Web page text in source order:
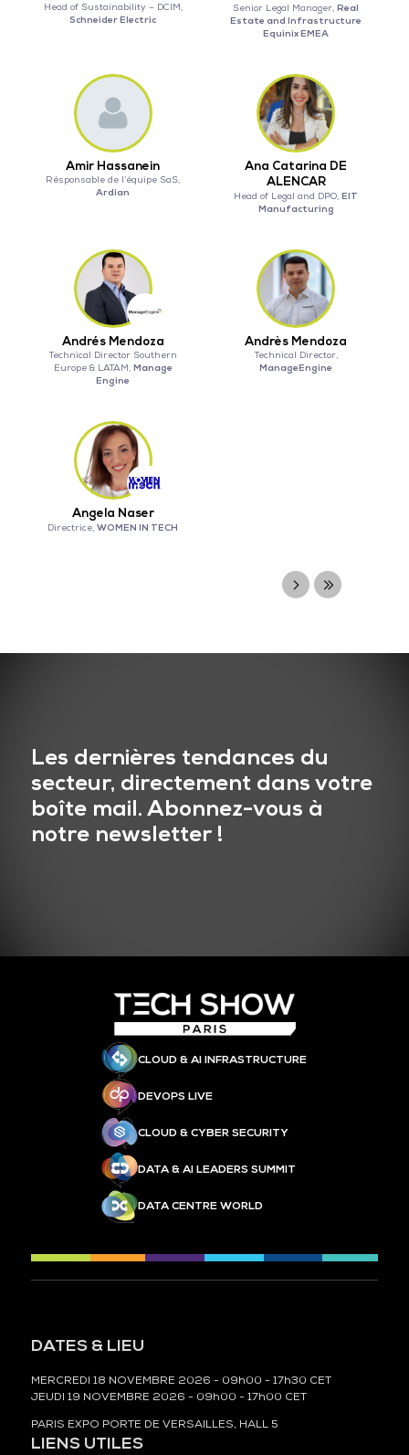
Head of Sustainability – DCIM,
Schneider Electric
Senior Legal Manager, Real
Estate and Infrastructure
Equinix EMEA
Amir Hassanein
Résponsable de l’équipe SaS,
Ardian
Ana Catarina DE
ALENCAR
Head of Legal and DPO, EIT
Manufacturing
Andrés Mendoza
Technical Director Southern
Europe & LATAM, Manage
Engine
Andrès Mendoza
Technical Director,
ManageEngine
Angela Naser
Directrice,WOMEN IN TECH
Les dernières tendances du
secteur, directement dans votre
boîte mail. Abonnez-vous à
notre newsletter !
CLOUD & AI INFRASTRUCTURE
DEVOPS LIVE
CLOUD & CYBER SECURITY
DATA & AI LEADERS SUMMIT
DATA CENTRE WORLD
DATES & LIEU
MERCREDI 18 NOVEMBRE 2026 - 09h00 - 17h30 CET
JEUDI 19 NOVEMBRE 2026 - 09h00 - 17h00 CET
PARIS EXPO PORTE DE VERSAILLES, HALL 5
LIENS UTILES